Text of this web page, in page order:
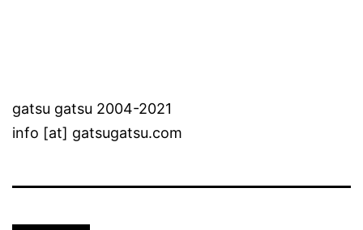
gatsu gatsu 2004-2021
info [at] gatsugatsu.com